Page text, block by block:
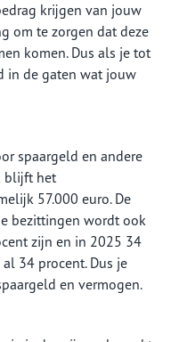
krijgen van jouw
om te zorgen dat deze
komen. Dus als je tot
in de gaten wat jouw
spaargeld en andere
blijft het
57.000 euro. De
bezittingen wordt ook
zijn en in 2025 34
34 procent. Dus je
en vermogen.